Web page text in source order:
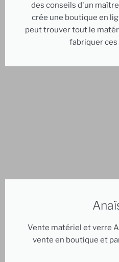
des conseils d'un maître
crée une boutique en
peut trouver tout le
fabriquer ces
Vente matériel et verre
vente en boutique et